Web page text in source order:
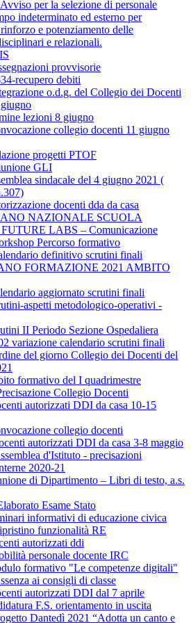
per la selezione di personale
indeterminato ed esterno per
e potenziamento delle
e relazionali.
provvisorie
recupero debiti
o.d.g. del Collegio dei Docenti
lezioni 8 giugno
collegio docenti 11 giugno
progetti PTOF
GLI
sindacale del 4 giugno 2021 (
docenti dda da casa
NAZIONALE SCUOLA
LABS – Comunicazione
Percorso formativo
definitivo scrutini finali
FORMAZIONE 2021 AMBITO
aggiornato scrutini finali
aspetti metodologico-operativi -
II Periodo Sezione Ospedaliera
variazione calendario scrutini finali
del giorno Collegio dei Docenti del
formativo del I quadrimestre
Collegio Docenti
autorizzati DDI da casa 10-15
collegio docenti
autorizzati DDI da casa 3-8 maggio
d'Istituto - precisazioni
2020-21
di Dipartimento – Libri di testo, a.s.
Esame Stato
informativi di educazione civica
funzionalità RE
autorizzati ddi
personale docente IRC
formativo "Le competenze digitali"
ai consigli di classe
autorizzati DDI dal 7 aprile
F.S. orientamento in uscita
Dantedì 2021 “Adotta un canto e